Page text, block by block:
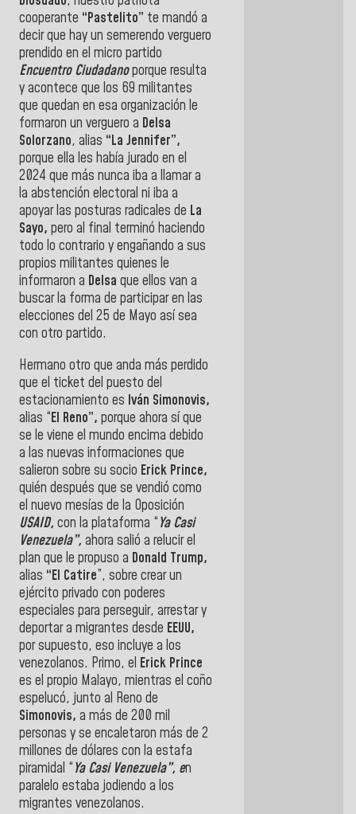
cooperante “Pastelito” te mandó a
decir que hay un semerendo verguero
prendido en el micro partido
Encuentro Ciudadanoporque resulta
y acontece que los 69 militantes
que quedan en esa organización le
formaron un verguero a Delsa
Solorzano, alias “La Jennifer”,
porque ella les había jurado en el
2024 que más nunca iba a llamar a
la abstención electoral ni iba a
apoyar las posturas radicales de La
Sayo, pero al final terminó haciendo
todo lo contrario y engañando a sus
propios militantes quienes le
informaron a Delsa que ellos van a
buscar la forma de participar en las
elecciones del 25 de Mayo así sea
con otro partido.
Hermano otro que anda más perdido
que el ticket del puesto del
estacionamiento es Iván Simonovis,
alias “El Reno”, porque ahora sí que
se le viene el mundo encima debido
a las nuevas informaciones que
salieron sobre su socio Erick Prince,
quién después que se vendió como
el nuevo mesías de la Oposición
USAID, con la plataforma “Ya Casi
Venezuela”, ahora salió a relucir el
plan que le propuso a Donald Trump,
alias “El Catire”, sobre crear un
ejército privado con poderes
especiales para perseguir, arrestar y
deportar a migrantes desde EEUU,
por supuesto, eso incluye a los
venezolanos. Primo, el Erick Prince
es el propio Malayo, mientras el coño
espelucó, junto al Reno de
Simonovis, a más de 200 mil
personas y se encaletaron más de 2
millones de dólares con la estafa
piramidal “Ya Casi Venezuela”, en
paralelo estaba jodiendo a los
migrantes venezolanos.